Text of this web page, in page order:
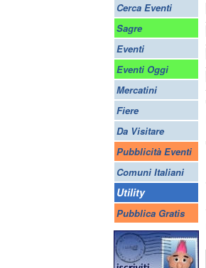
Cerca Eventi
Sagre
Eventi
Eventi Oggi
Mercatini
Fiere
Da Visitare
Pubblicità Eventi
Comuni Italiani
Utility
Pubblica Gratis